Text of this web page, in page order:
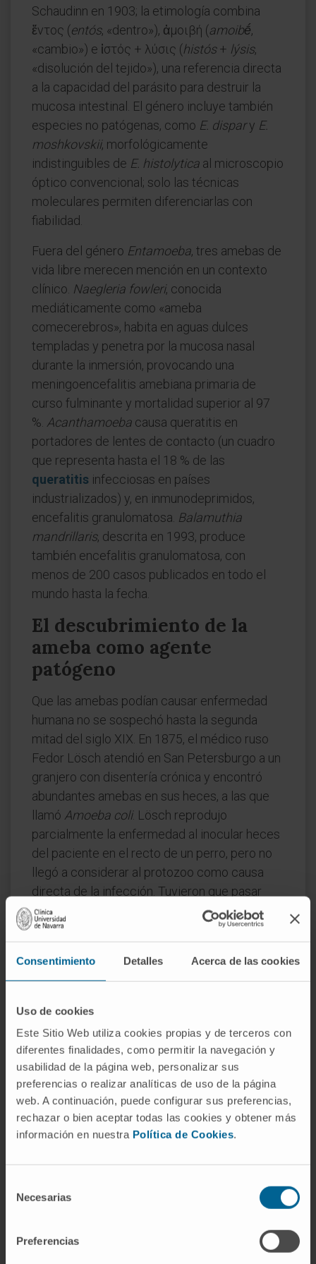
Consentimiento Detalles Acerca de las cookies
Uso de cookies
Este Sitio Web utiliza cookies propias y de terceros con
diferentes finalidades, como permitir la navegación y
usabilidad de la página web, personalizar sus
preferencias o realizar analíticas de uso de la página
web. A continuación, puede configurar sus preferencias,
rechazar o bien aceptar todas las cookies y obtener más
información en nuestra Política de Cookies.
Necesarias
Preferencias
Schaudinn en 1903; la etimología combina
ἔντος (entós, «dentro»), ἀμοιβή (amoibḗ,
«cambio») e ἱστός + λύσις (histós+ lýsis,
«disolución del tejido»), una referencia directa
a la capacidad del parásito para destruir la
mucosa intestinal. El género incluye también
especies no patógenas, como E. dispary E.
moshkovskii, morfológicamente
indistinguibles de E. histolytica al microscopio
óptico convencional; solo las técnicas
moleculares permiten diferenciarlas con
fiabilidad.
Fuera del género Entamoeba, tres amebas de
vida libre merecen mención en un contexto
clínico. Naegleria fowleri, conocida
mediáticamente como «ameba
comecerebros», habita en aguas dulces
templadas y penetra por la mucosa nasal
durante la inmersión, provocando una
meningoencefalitis amebiana primaria de
curso fulminante y mortalidad superior al 97
%. Acanthamoeba causa queratitis en
portadores de lentes de contacto (un cuadro
que representa hasta el 18 % de las
queratitis infecciosas en países
industrializados) y, en inmunodeprimidos,
encefalitis granulomatosa. Balamuthia
mandrillaris, descrita en 1993, produce
también encefalitis granulomatosa, con
menos de 200 casos publicados en todo el
mundo hasta la fecha.
El descubrimiento de la
ameba como agente
patógeno
Que las amebas podían causar enfermedad
humana no se sospechó hasta la segunda
mitad del siglo XIX. En 1875, el médico ruso
Fedor Lösch atendió en San Petersburgo a un
granjero con disentería crónica y encontró
abundantes amebas en sus heces, a las que
llamó Amoeba coli. Lösch reprodujo
parcialmente la enfermedad al inocular heces
del paciente en el recto de un perro, pero no
llegó a considerar al protozoo como causa
directa de la infección. Tuvieron que pasar
casi tres décadas para que Schaudinn
estableciera la especie
E. histolyticay la
intestinales.
¿De dónde viene la palabra ameba?
Del griego ἀμοιβή ( amoibḗ
), que significa
«cambio» o «transformación». El nombre alude
a la capacidad del organismo para modificar
continuamente su forma. Entró en la
nomenclatura científica en 1822 de la mano
siglo XIX.
para la salud?